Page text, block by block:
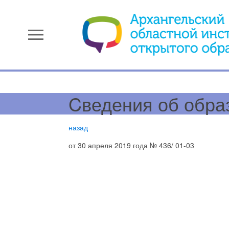
menu
Cведения об
назад
от 30 апреля 2019 года № 436/ 01-03